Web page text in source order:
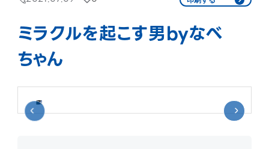
ミラクルを起こす男byなべ
ちゃん